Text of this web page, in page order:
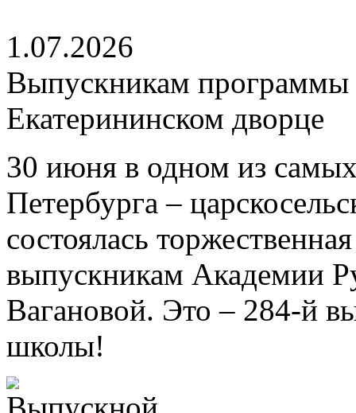
1.07.2026
Выпускникам
Екатерининском дворце
30 июня в одном из
Петербурга –
состоялась
выпускникам Академии
Вагановой. Это – 284-й
школы!